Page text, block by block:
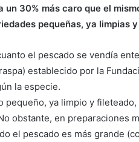
30% más caro que el
pequeñas, ya limpias
el pescado se vendía
establecido por la
la especie.
ya limpio y fileteado,
obstante, en preparaciones
el pescado es más grande